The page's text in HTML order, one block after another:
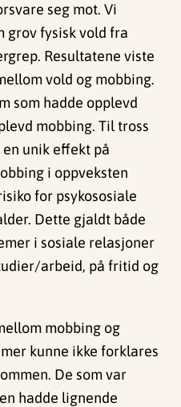
seg mot. Vi
grov fysisk vold fra
Resultatene viste
vold og mobbing.
som hadde opplevd
mobbing. Til tross
unik effekt på
i oppveksten
for psykososiale
Dette gjaldt både
i sosiale relasjoner
arbeid, på fritid og
mobbing og
kunne ikke forklares
De som var
hadde lignende